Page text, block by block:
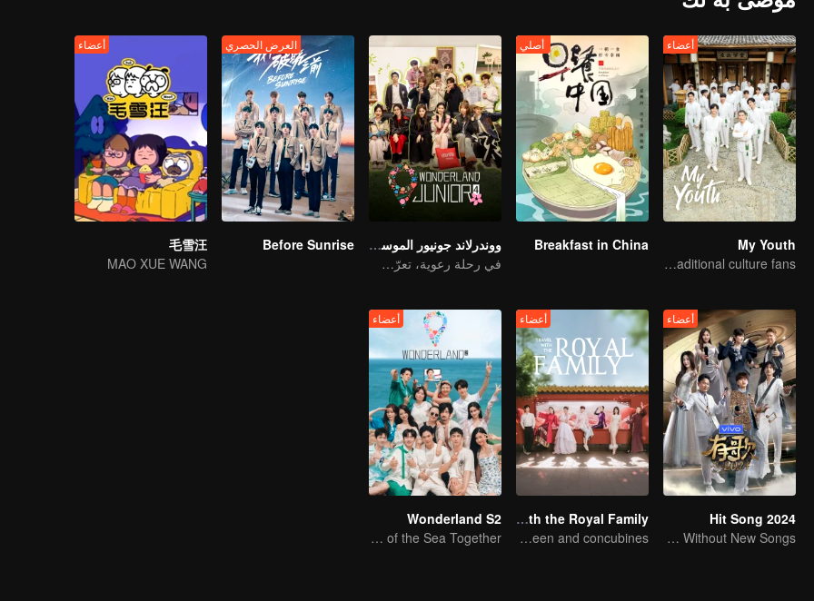
أعضاء
My Youth
Here come the young traditional culture fans!
أصلي
Breakfast in China
ووندرلاند جونيور الموسم الرابع
في رحلة رعوية، تعرّف على العالم
العرض الحصري
Before Sunrise
أعضاء
毛雪汪
MAO XUE WANG
أعضاء
Hit Song 2024
No New Life Without New Songs
أعضاء
Travel With the Royal Family
New journey with the queen and concubines
أعضاء
Wonderland S2
Let's Hear the Sound of the Sea Together！